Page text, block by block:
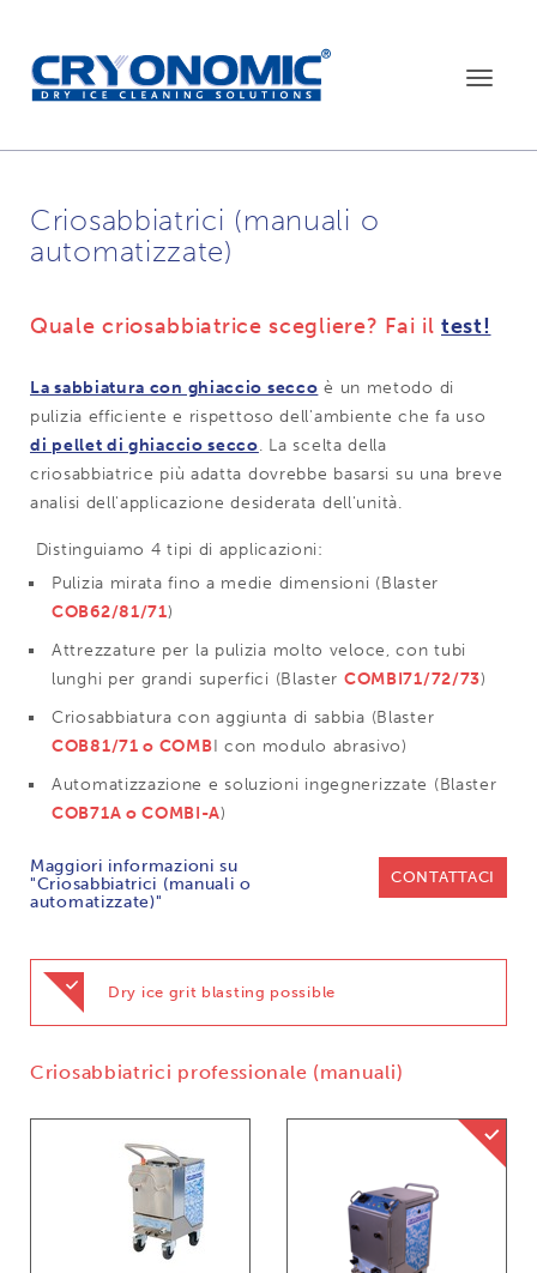
Toggle
Criosabbiatrici (manuali o
automatizzate)
Quale criosabbiatrice scegliere? Fai il test!
La sabbiatura con ghiaccio secco è un metodo di
pulizia efficiente e rispettoso dell'ambiente che fa uso
di pellet di ghiaccio secco. La scelta della
criosabbiatrice più adatta dovrebbe basarsi su una breve
analisi dell'applicazione desiderata dell'unità.
Distinguiamo 4 tipi di applicazioni:
Pulizia mirata fino a medie dimensioni (Blaster
COB62/81/71)
Attrezzature per la pulizia molto veloce, con tubi
lunghi per grandi superfici (Blaster COMBI71/72/73)
Criosabbiatura con aggiunta di sabbia (Blaster
COB81/71 o COMBI con modulo abrasivo)
Automatizzazione e soluzioni ingegnerizzate (Blaster
COB71A o COMBI-A)
Maggiori informazioni su
"Criosabbiatrici (manuali o
automatizzate)"
CONTATTACI
Dry ice grit blasting possible
Criosabbiatrici professionale (manuali)
Dry